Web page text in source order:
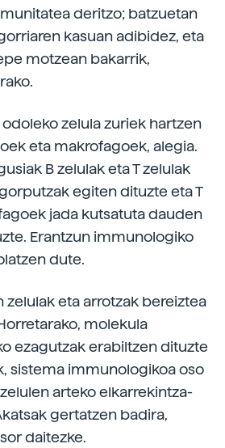
deritzo; batzuetan
kasuan adibidez, eta
motzean bakarrik,
zelula zuriek hartzen
eta makrofagoek, alegia.
B zelulak eta T zelulak
egiten dituzte eta T
jada kutsatuta dauden
Erantzun immunologiko
dute.
zelulak eta arrotzak bereiztea
molekula
ezagutzak erabiltzen dituzte
sistema immunologikoa oso
arteko elkarrekintza-
gertatzen badira,
daitezke.